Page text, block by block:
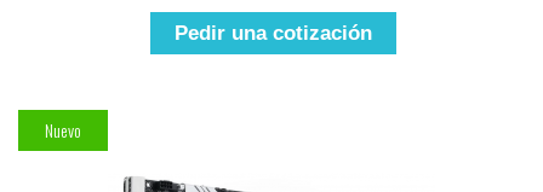
Pedir una cotización
Nuevo